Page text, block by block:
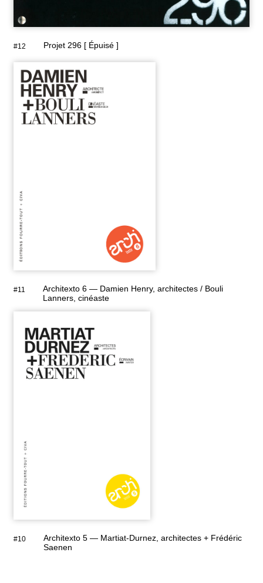
#12 Projet 296 [ Épuisé ]
#11
Architexto 6 — Damien Henry, architectes / Bouli
Lanners, cinéaste
#10
Architexto 5 — Martiat-Durnez, architectes + Frédéric
Saenen